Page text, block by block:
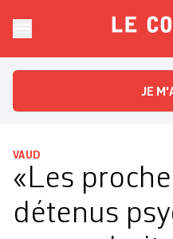
Le
JE
VAUD
«Les
détenus